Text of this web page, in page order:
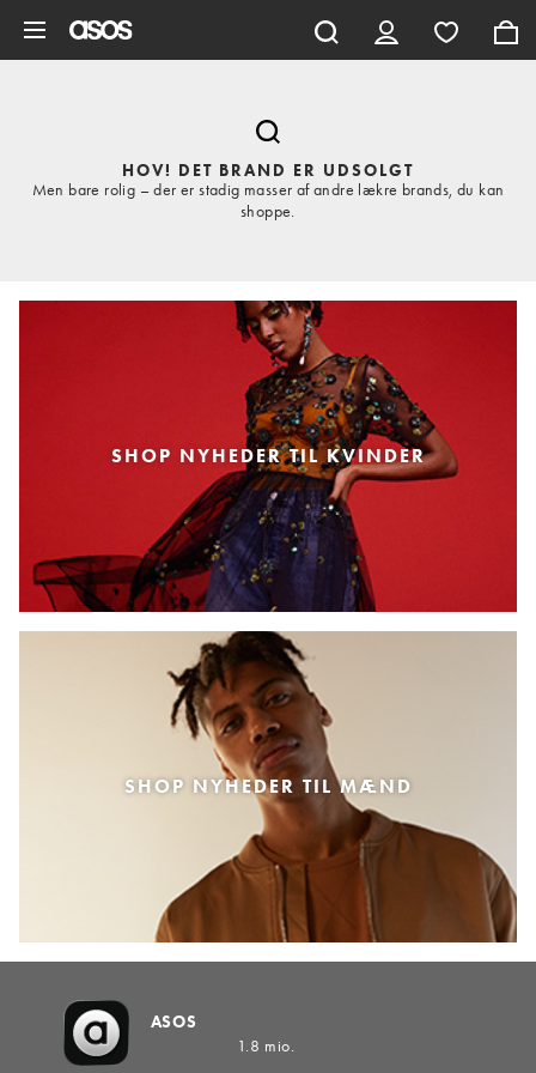
HOV! DET BRAND ER UDSOLGT
Men bare rolig – der er stadig masser af andre lækre brands, du kan
shoppe.
SHOP NYHEDER TIL KVINDER
SHOP NYHEDER TIL MÆND
ASOS
1.8 mio.